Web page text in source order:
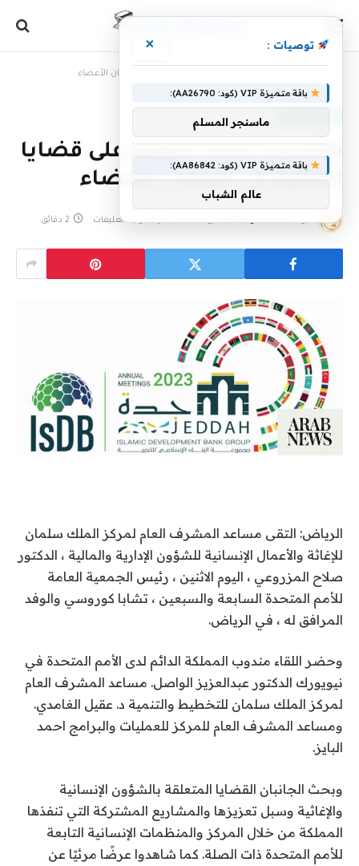
منتديات البنك للتركيز على قضايا التنمية في البلدان الأعضاء
منتديات البنك للتركيز على قضايا
التنمية في البلدان الأعضاء
بواسطة eshrag 8 مايو، 2023 لا توجد تعليقات 2 دقائق
الرياض: التقى مساعد المشرف العام لمركز الملك سلمان
للإغاثة والأعمال الإنسانية للشؤون الإدارية والمالية ، الدكتور
صلاح المزروعي ، اليوم الاثنين ، رئيس الجمعية العامة
للأمم المتحدة السابعة والسبعين ، تشابا كوروسي والوفد
المرافق له ، في الرياض.
وحضر اللقاء مندوب المملكة الدائم لدى الأمم المتحدة في
نيويورك الدكتور عبدالعزيز الواصل. مساعد المشرف العام
لمركز الملك سلمان للتخطيط والتنمية د. عقيل الغامدي.
ومساعد المشرف العام للمركز للعمليات والبرامج احمد
البايز.
وبحث الجانبان القضايا المتعلقة بالشؤون الإنسانية
والإغاثية وسبل تعزيزها والمشاريع المشتركة التي تنفذها
المملكة من خلال المركز والمنظمات الإنسانية التابعة
للأمم المتحدة ذات الصلة. كما شاهدوا عرضًا مرئيًا عن
توصيات : ×
باقة متميزة VIP (كود: AA26790):
ماسنجر المسلم
باقة متميزة VIP (كود: AA86842):
عالم الشباب